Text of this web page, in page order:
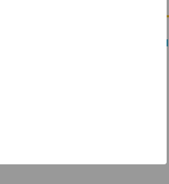
Видеорегистраторы